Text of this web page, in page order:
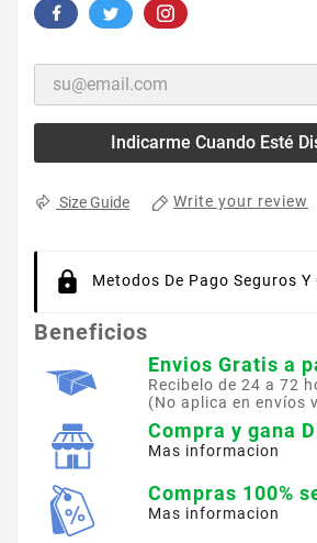
Indicarme Cuando Esté
Size Guide Write your review
Metodos De Pago Seguros
Beneficios
Envios Gratis a
Recibelo de 24 a 72
(No aplica en envíos
Compra y gana
Mas informacion
Compras 100%
Mas informacion